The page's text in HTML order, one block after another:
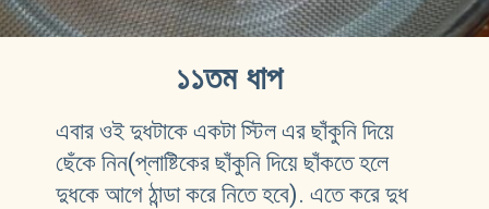
১১তম ধাপ
এবার ওই দুধটাকে একটা স্টিল এর ছাঁকুনি দিয়ে
ছেঁকে নিন(প্লাষ্টিকের ছাঁকুনি দিয়ে ছাঁকতে হলে
দুধকে আগে ঠান্ডা করে নিতে হবে). এতে করে দুধ